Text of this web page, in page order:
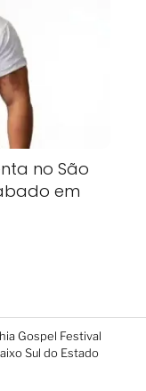
no São
em
Gospel Festival
Sul do Estado